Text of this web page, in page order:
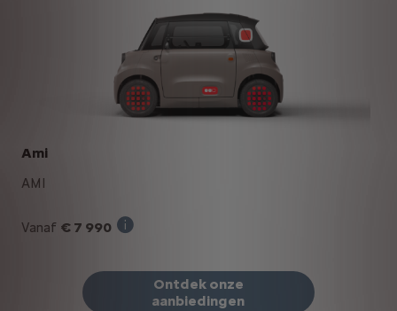
Ami
AMI
Vanaf € 7 990
Ontdek onze
aanbiedingen